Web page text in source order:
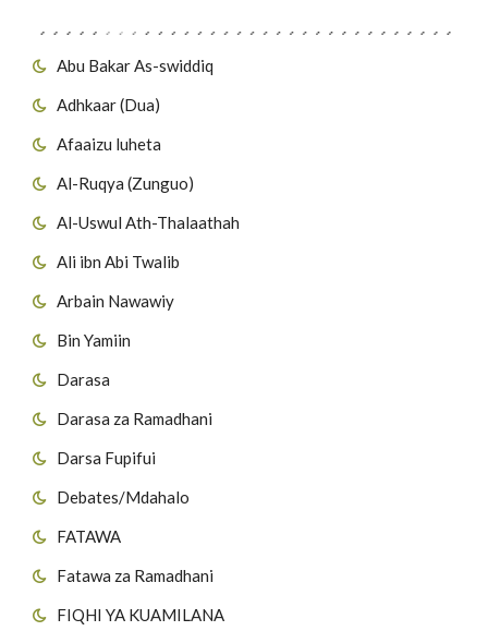
Abu Bakar As-swiddiq
Adhkaar (Dua)
Afaaizu luheta
Al-Ruqya (Zunguo)
Al-Uswul Ath-Thalaathah
Ali ibn Abi Twalib
Arbain Nawawiy
Bin Yamiin
Darasa
Darasa za Ramadhani
Darsa Fupifui
Debates/Mdahalo
FATAWA
Fatawa za Ramadhani
FIQHI YA KUAMILANA